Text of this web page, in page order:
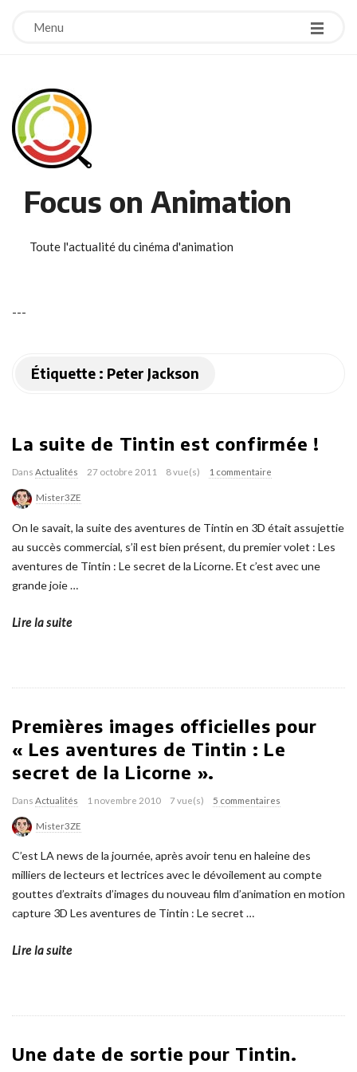
Menu
Focus on Animation
Toute l'actualité du cinéma d'animation
---
Étiquette : Peter Jackson
La suite de Tintin est confirmée !
Dans Actualités 27 octobre 2011 8 vue(s) 1 commentaire
Mister3ZE
On le savait, la suite des aventures de Tintin en 3D était assujettie
au succès commercial, s’il est bien présent, du premier volet : Les
aventures de Tintin : Le secret de la Licorne. Et c’est avec une
grande joie…
Lire la suite
Premières images officielles pour
« Les aventures de Tintin : Le
secret de la Licorne ».
Dans Actualités 1 novembre 2010 7 vue(s) 5 commentaires
Mister3ZE
C’est LA news de la journée, après avoir tenu en haleine des
milliers de lecteurs et lectrices avec le dévoilement au compte
gouttes d’extraits d’images du nouveau film d’animation en motion
capture 3D Les aventures de Tintin : Le secret…
Lire la suite
Une date de sortie pour Tintin.